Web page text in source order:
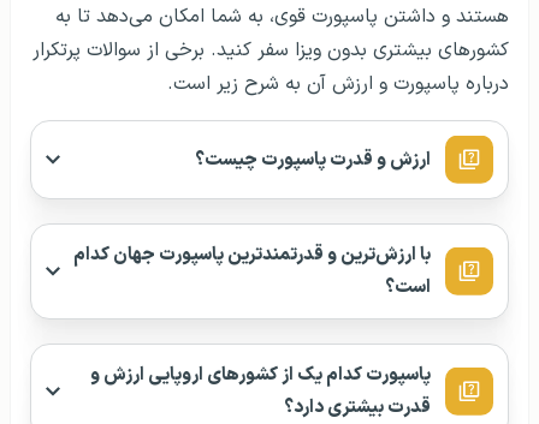
هستند و داشتن پاسپورت قوی، به شما امکان می‌دهد تا به
کشورهای بیشتری بدون ویزا سفر کنید. برخی از سوالات پرتکرار
درباره پاسپورت و ارزش آن به شرح زیر است.
ارزش و قدرت پاسپورت چیست؟
با ارزش‌ترین و قدرتمند‌ترین پاسپورت جهان کدام
است؟
پاسپورت کدام یک از کشورهای اروپایی ارزش و
قدرت بیشتری دارد؟